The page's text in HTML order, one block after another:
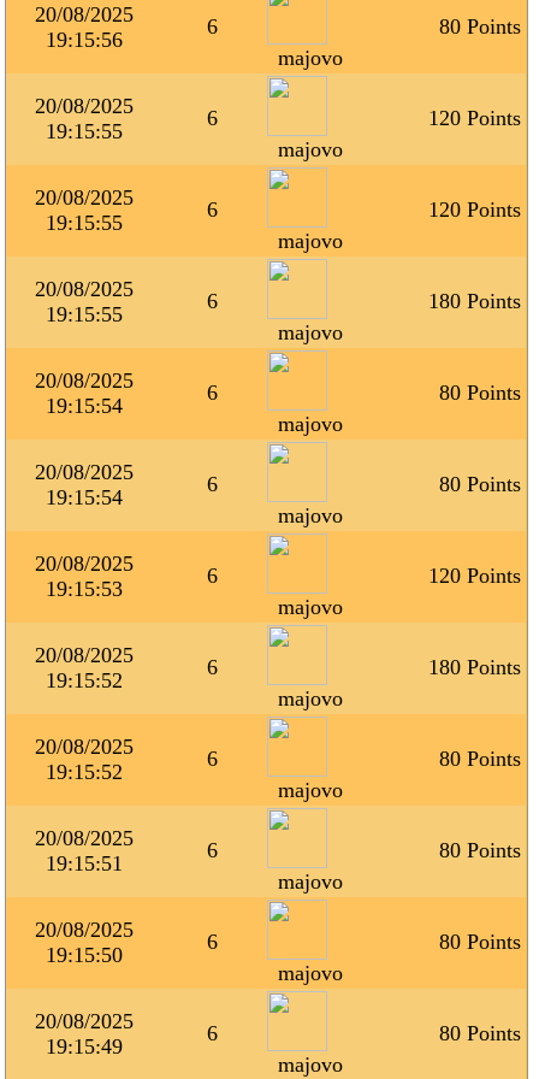
20/08/2025
19:15:56
6
majovo
80 Points
20/08/2025
19:15:55
6
majovo
120 Points
20/08/2025
19:15:55
6
majovo
120 Points
20/08/2025
19:15:55
6
majovo
180 Points
20/08/2025
19:15:54
6
majovo
80 Points
20/08/2025
19:15:54
6
majovo
80 Points
20/08/2025
19:15:53
6
majovo
120 Points
20/08/2025
19:15:52
6
majovo
180 Points
20/08/2025
19:15:52
6
majovo
80 Points
20/08/2025
19:15:51
6
majovo
80 Points
20/08/2025
19:15:50
6
majovo
80 Points
20/08/2025
19:15:49
6
majovo
80 Points